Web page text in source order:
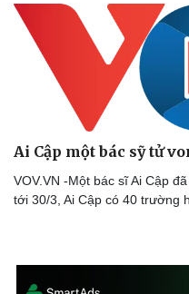
Thể thao
Bóng đá
Lịch thi đấu bóng đá
Thế giới thể thao
Hậu trường
Ai Cập một bác sỹ tử
VOV.VN -Một bác sĩ Ai Cập
tới 30/3, Ai Cập có 40 trường